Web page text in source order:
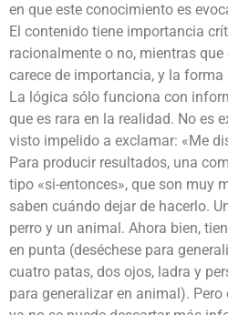
en que este conocimiento es
El contenido tiene importancia
racionalmente o no, mientras
carece de importancia, y la forma
La lógica sólo funciona con
que es rara en la realidad. No es
visto impelido a exclamar: «Me
Para producir resultados, una
tipo «si-entonces», que son muy
saben cuándo dejar de hacerlo.
perro y un animal. Ahora bien,
en punta (deséchese para
cuatro patas, dos ojos, ladra y
para generalizar en animal).